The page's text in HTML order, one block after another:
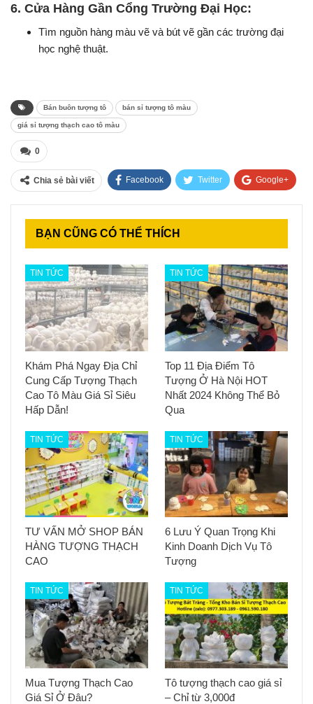
6. Cửa Hàng Gần Cổng Trường Đại Học:
Tìm nguồn hàng màu vẽ và bút vẽ gần các trường đại
học nghệ thuật.
Bán buôn tượng tô bán sỉ tượng tô màu
giá sỉ tượng thạch cao tô màu
0
Chia sẻ bài viết Facebook Twitter Google+
Pinterest E-mail
BẠN CŨNG CÓ THỂ THÍCH
TIN TỨC
Khám Phá Ngay Địa Chỉ
Cung Cấp Tượng Thạch
Cao Tô Màu Giá Sỉ Siêu
Hấp Dẫn!
TIN TỨC
Top 11 Địa Điểm Tô
Tượng Ở Hà Nội HOT
Nhất 2024 Không Thể Bỏ
Qua
TIN TỨC
TƯ VẤN MỞ SHOP BÁN
HÀNG TƯỢNG THẠCH
CAO
TIN TỨC
6 Lưu Ý Quan Trọng Khi
Kinh Doanh Dịch Vụ Tô
Tượng
TIN TỨC
Mua Tượng Thạch Cao
Giá Sỉ Ở Đâu?
TIN TỨC
Tô tượng thạch cao giá sỉ
– Chỉ từ 3,000đ